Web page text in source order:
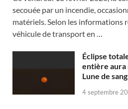
secouée par un incendie,
matériels. Selon les informations
véhicule de transport en …
Éclipse
entière aura
Lune de
4 septembre